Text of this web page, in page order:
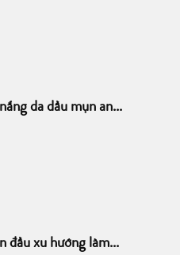
da dầu mụn an...
đầu xu hướng làm...